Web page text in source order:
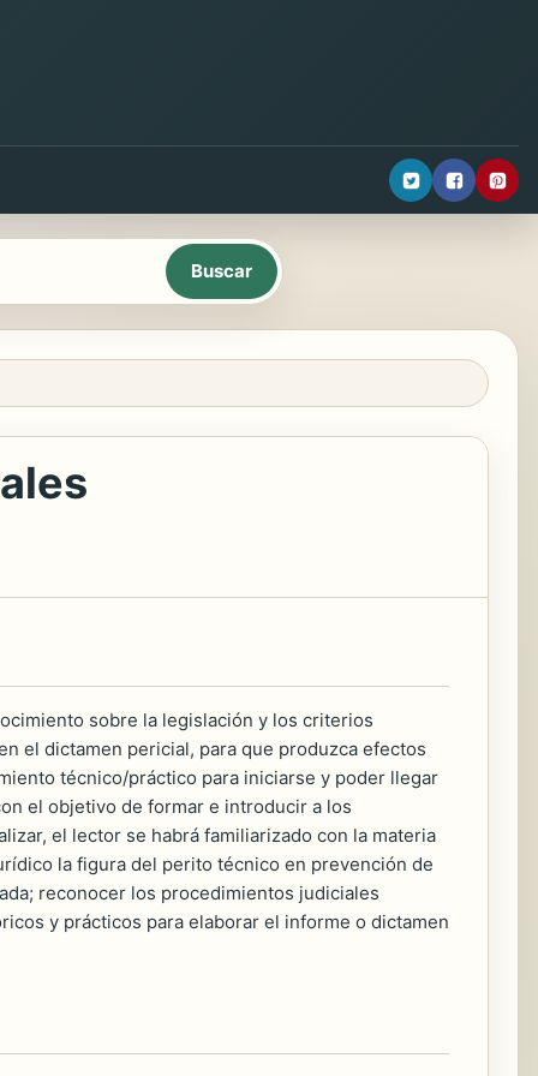
sobre la legislación y los criterios
el dictamen pericial, para que produzca efectos
técnico/práctico para iniciarse y poder llegar
el objetivo de formar e introducir a los
el lector se habrá familiarizado con la materia
la figura del perito técnico en prevención de
reconocer los procedimientos judiciales
y prácticos para elaborar el informe o dictamen